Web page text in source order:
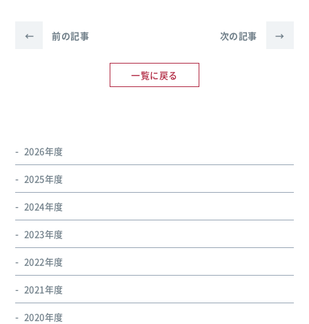
← 前の記事
一覧に戻る
次の記事 →
2026年度
2025年度
2024年度
2023年度
2022年度
2021年度
2020年度